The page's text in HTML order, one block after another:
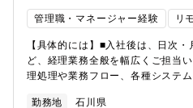
管理職・マネージャー経験 リ
【具体的には】■入社後は、日次
ど、経理業務全般を幅広くご担当
理処理や業務フロー、各種システ
勤務地 石川県